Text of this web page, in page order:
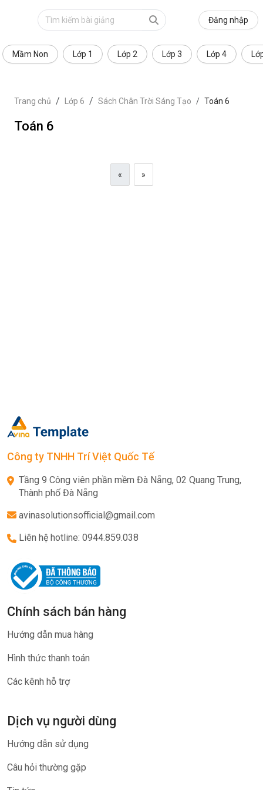
Đăng nhập
Mầm Non Lớp 1 Lớp 2 Lớp 3 Lớp 4
Trang chủ Lớp 6 Sách Chân Trời Sáng Tạo Toán 6
Toán 6
« »
Công ty TNHH Trí Việt Quốc Tế
Tầng 9 Công viên phần mềm Đà Nẵng, 02 Quang Trung,
Thành phố Đà Nẵng
avinasolutionsofficial@gmail.com
Liên hệ hotline: 0944.859.038
Chính sách bán hàng
Hướng dẫn mua hàng
Hình thức thanh toán
Các kênh hỗ trợ
Dịch vụ người dùng
Hướng dẫn sử dụng
Câu hỏi thường gặp